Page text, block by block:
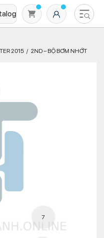
trong giỏ hàng
2015 2ND – BỘ BƠM NHỚT
7